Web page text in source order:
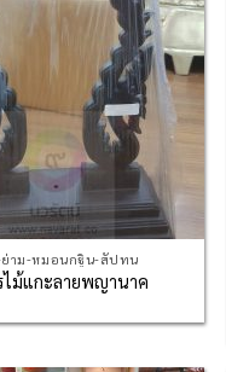
ย่าม-หมอนกฐิน-สัปทน
ไม้แกะลายพญานาค